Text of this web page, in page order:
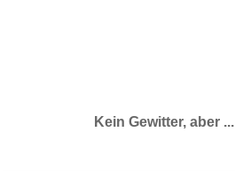
Kein Gewitter, aber ...